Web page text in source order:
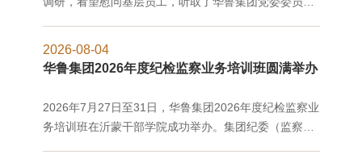
服务全省发展等作出安排部署。
2026-08-04
华鲁集团2026年度纪检监察业务培训班圆满举办
2026年7月27日至31日，华鲁集团2026年度纪检监察业
务培训班在沂蒙干部学院成功举办。集团纪委（监察专